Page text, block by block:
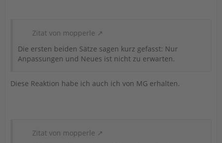
Freundliche Grüße aus Neunkirchen
Ihr Buhl Data Service Team
Zitat von mopperle
Die ersten beiden Sätze sagen kurz gefasst: Nur
Anpassungen und Neues ist nicht zu erwarten.
Diese Reaktion habe ich auch ich von MG erhalten.
Zitat von mopperle